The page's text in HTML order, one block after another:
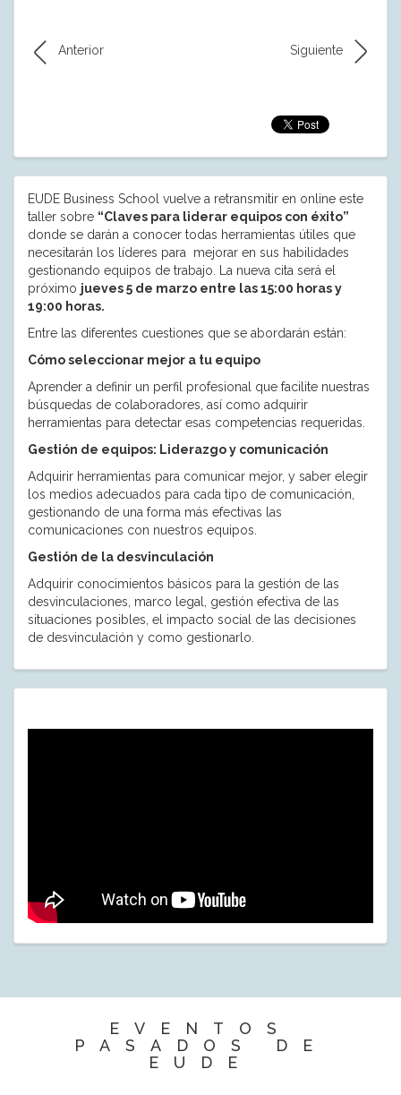
Anterior Siguiente
EUDE Business School vuelve a retransmitir en online este
taller sobre “Claves para liderar equipos con éxito”
donde se darán a conocer todas herramientas útiles que
necesitarán los líderes para mejorar en sus habilidades
gestionando equipos de trabajo. La nueva cita será el
próximo jueves 5 de marzo entre las 15:00 horas y
19:00 horas.
Entre las diferentes cuestiones que se abordarán están:
Cómo seleccionar mejor a tu equipo
Aprender a definir un perfil profesional que facilite nuestras
búsquedas de colaboradores, así como adquirir
herramientas para detectar esas competencias requeridas.
Gestión de equipos: Liderazgo y comunicación
Adquirir herramientas para comunicar mejor, y saber elegir
los medios adecuados para cada tipo de comunicación,
gestionando de una forma más efectivas las
comunicaciones con nuestros equipos.
Gestión de la desvinculación
Adquirir conocimientos básicos para la gestión de las
desvinculaciones, marco legal, gestión efectiva de las
situaciones posibles, el impacto social de las decisiones
de desvinculación y como gestionarlo.
EVENTOS
PASADOS DE
EUDE